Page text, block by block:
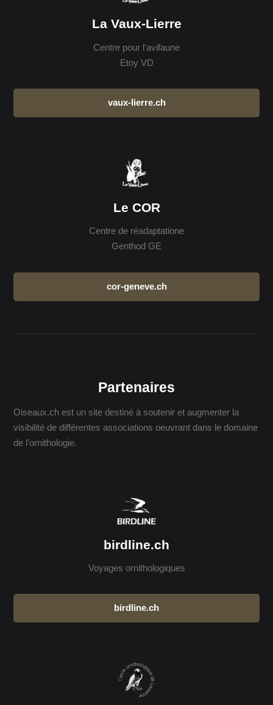
La Vaux-Lierre
Centre pour l'avifaune
Etoy VD
vaux-lierre.ch
Le COR
Centre de réadaptatione
Genthod GE
cor-geneve.ch
Partenaires
Oiseaux.ch est un site destiné à soutenir et augmenter la
visibilité de différentes associations oeuvrant dans le domaine
de l'ornithologie.
birdline.ch
Voyages ornithologiques
birdline.ch